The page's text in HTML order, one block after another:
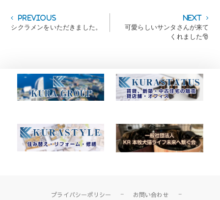
投
稿
シ
ョ
PreviousPrevious
post:
シクラメンをいただきました。
Next
post:
可愛らしいサンタさんが来て
くれました🎅
プライバシーポリシー お問い合わせ